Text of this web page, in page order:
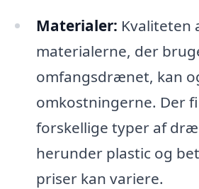
Materialer: Kvaliteten
materialerne, der
omfangsdrænet, kan
omkostningerne. Der
forskellige typer af
herunder plastic og
priser kan variere.